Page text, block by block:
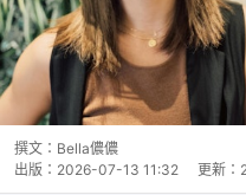
撰文： Bella儂儂
出版： 2026-07-13 11:32 更新：